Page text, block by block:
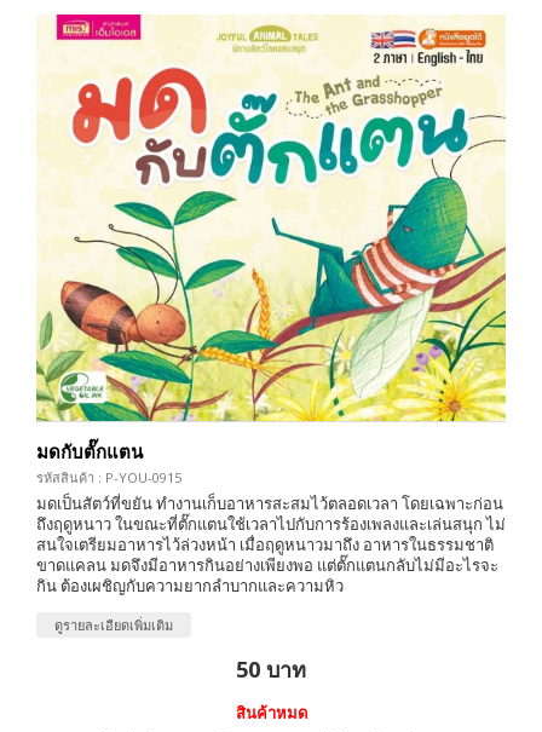
มดกับตั๊กแตน
รหัสสินค้า : P-YOU-0915
มดเป็นสัตว์ที่ขยัน ทำงานเก็บอาหารสะสมไว้ตลอดเวลา โดยเฉพาะก่อน
ถึงฤดูหนาว ในขณะที่ตั๊กแตนใช้เวลาไปกับการร้องเพลงและเล่นสนุก ไม่
สนใจเตรียมอาหารไว้ล่วงหน้า เมื่อฤดูหนาวมาถึง อาหารในธรรมชาติ
ขาดแคลน มดจึงมีอาหารกินอย่างเพียงพอ แต่ตั๊กแตนกลับไม่มีอะไรจะ
กิน ต้องเผชิญกับความยากลำบากและความหิว
ดูรายละเอียดเพิ่มเติม
50 บาท
สินค้าหมด